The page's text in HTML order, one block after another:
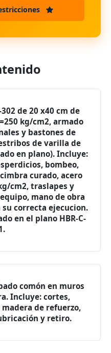
de 20 x40 cm de
kg/cm2, armado
y bastones de
de varilla de
en plano). Incluye:
bombeo,
curado, acero
cm2, traslapes y
mano de obra
correcta ejecucion.
en el plano HBR-C-
comón en muros
Incluye: cortes,
de refuerzo,
y retiro.